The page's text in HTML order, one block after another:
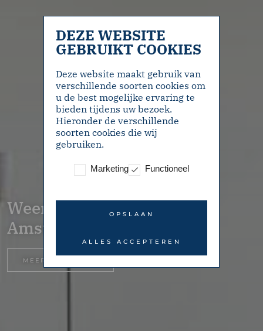
Weenahof 10 –
Amsterdam
MEER INFORMATIE
DEZE WEBSITE
GEBRUIKT COOKIES
Deze website maakt gebruik van
verschillende soorten cookies om
u de best mogelijke ervaring te
bieden tijdens uw bezoek.
Hieronder de verschillende
soorten cookies die wij
gebruiken.
Marketing Functioneel
OPSLAAN
ALLES ACCEPTEREN